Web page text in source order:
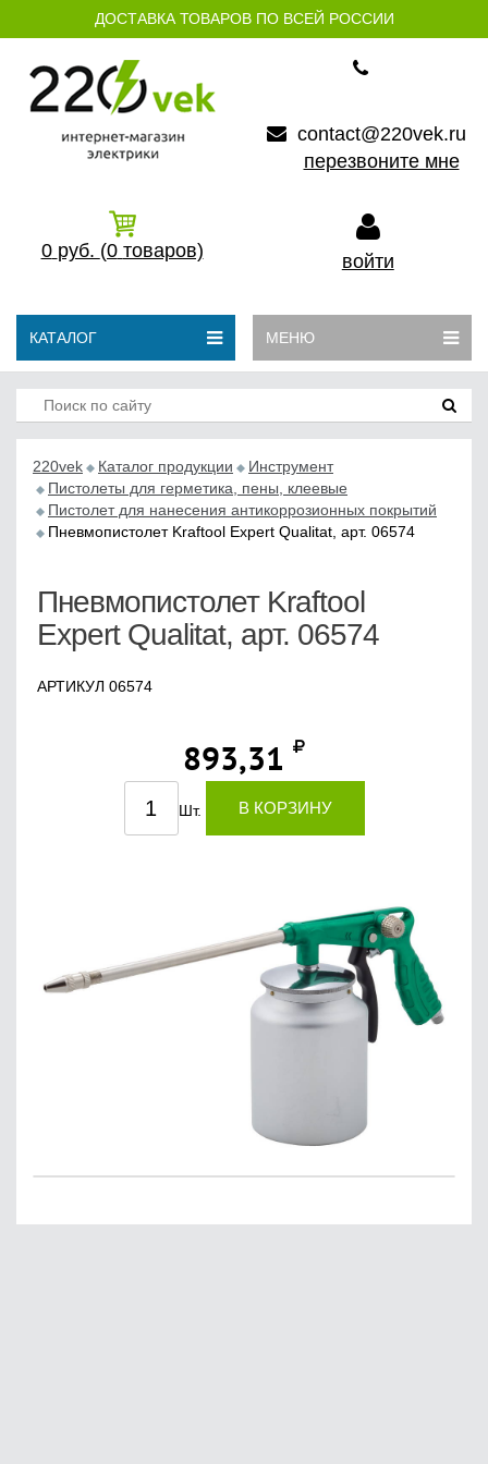
ДОСТАВКА ТОВАРОВ ПО ВСЕЙ РОССИИ
contact@220vek.ru
перезвоните мне
0 руб. (0 товаров) войти
КАТАЛОГ МЕНЮ
220vek Каталог продукции
Инструмент
Пистолеты для герметика, пены, клеевые
Пистолет для нанесения антикоррозионных покрытий
Пневмопистолет Kraftool Expert Qualitat, арт. 06574
Пневмопистолет Kraftool
Expert Qualitat, арт. 06574
АРТИКУЛ 06574
893,31
Шт. В КОРЗИНУ